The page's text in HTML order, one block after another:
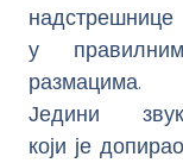
надстрешнице
у правилним
размацима.
Једини звук
који је допирао